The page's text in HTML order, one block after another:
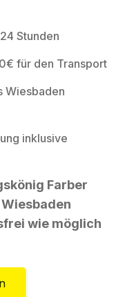
Stunden
für den Transport
Wiesbaden
inklusive
Farber
wie möglich